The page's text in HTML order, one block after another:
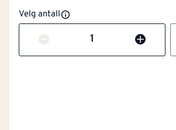
Velg antall
Antall